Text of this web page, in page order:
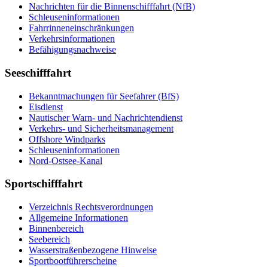
Nachrichten für die Binnenschifffahrt (NfB)
Schleuseninformationen
Fahrrinneneinschränkungen
Verkehrsinformationen
Befähigungsnachweise
Seeschifffahrt
Bekanntmachungen für Seefahrer (BfS)
Eisdienst
Nautischer Warn- und Nachrichtendienst
Verkehrs- und Sicherheitsmanagement
Offshore Windparks
Schleuseninformationen
Nord-Ostsee-Kanal
Sportschifffahrt
Verzeichnis Rechtsverordnungen
Allgemeine Informationen
Binnenbereich
Seebereich
Wasserstraßenbezogene Hinweise
Sportbootführerscheine